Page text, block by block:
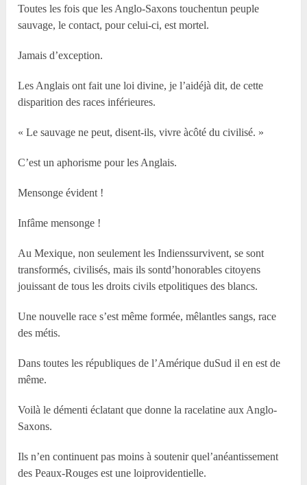
Toutes les fois que les Anglo-Saxons touchentun peuple
sauvage, le contact, pour celui-ci, est mortel.
Jamais d’exception.
Les Anglais ont fait une loi divine, je l’aidéjà dit, de cette
disparition des races inférieures.
« Le sauvage ne peut, disent-ils, vivre àcôté du civilisé. »
C’est un aphorisme pour les Anglais.
Mensonge évident !
Infâme mensonge !
Au Mexique, non seulement les Indienssurvivent, se sont
transformés, civilisés, mais ils sontd’honorables citoyens
jouissant de tous les droits civils etpolitiques des blancs.
Une nouvelle race s’est même formée, mêlantles sangs, race
des métis.
Dans toutes les républiques de l’Amérique duSud il en est de
même.
Voilà le démenti éclatant que donne la racelatine aux Anglo-
Saxons.
Ils n’en continuent pas moins à soutenir quel’anéantissement
des Peaux-Rouges est une loiprovidentielle.